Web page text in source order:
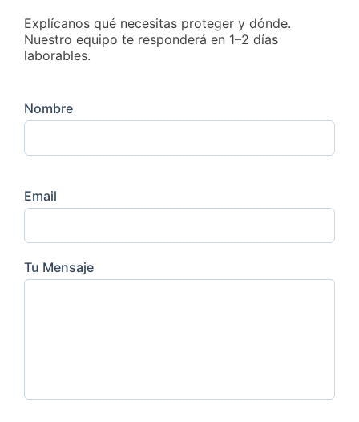
Explícanos qué necesitas proteger y dónde.
Nuestro equipo te responderá en 1–2 días
laborables.
Nombre
Email
Tu Mensaje